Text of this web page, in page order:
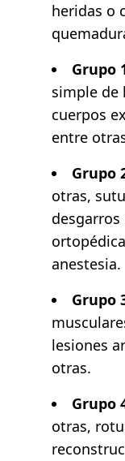
heridas o
Grupo
simple de
cuerpos
entre
Grupo
otras,
anestesia.
Grupo
lesiones
otras.
Grupo
otras,